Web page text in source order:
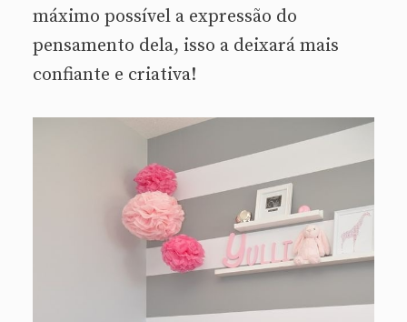
máximo possível a expressão do
pensamento dela, isso a deixará mais
confiante e criativa!